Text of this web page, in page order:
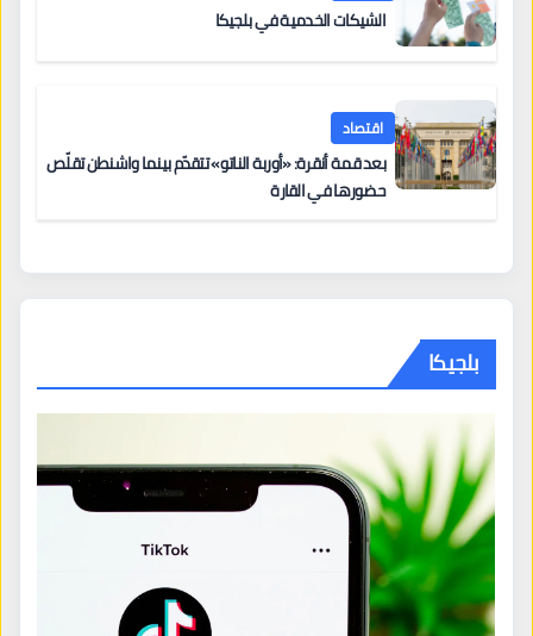
الشيكات الخدمية في بلجيكا
اقتصاد
بعد قمة أنقرة: «أوربة الناتو» تتقدّم بينما واشنطن تقلّص
حضورها في القارة
بلجيكا